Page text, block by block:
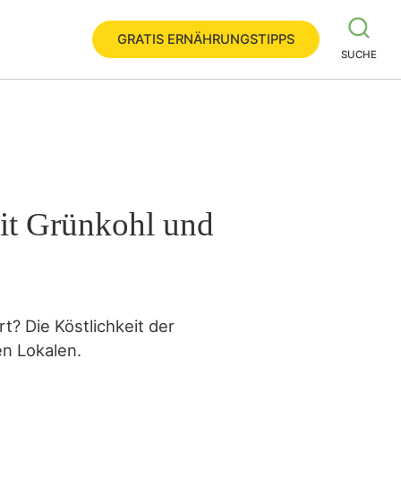
GRATIS ERNÄHRUNGSTIPPS
SUCHE
Grünkohl und
Die Köstlichkeit der
Lokalen.